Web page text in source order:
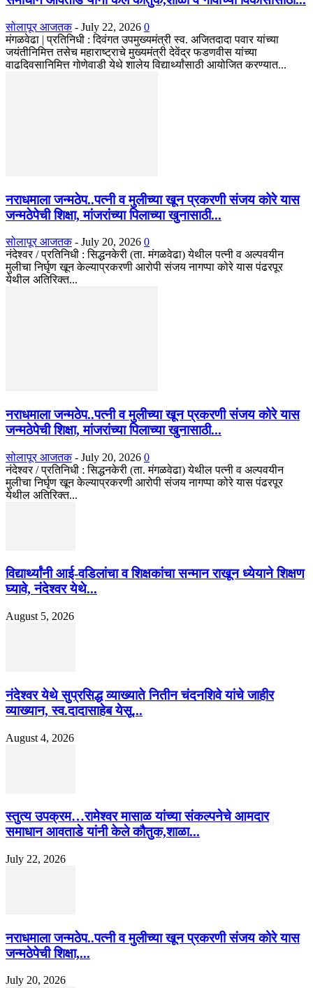
सोलापूर आजतक - July 22, 2026 0
मंगळवेढा | प्रतिनिधी : दिवंगत उपमुख्यमंत्री स्व. अजितदादा पवार यांच्या
जयंतीनिमित्त तसेच महाराष्ट्राचे मुख्यमंत्री देवेंद्र फडणवीस यांच्या
वाढदिवसानिमित्त गोणेवाडी येथे शालेय विद्यार्थ्यांसाठी आयोजित करण्यात...
नराधमाला जन्मठेप..पत्नी व मुलीच्या खून प्रकरणी संजय कोरे यास
जन्मठेपेची शिक्षा, मांजरांच्या पिलाच्या खुनासाठी...
सोलापूर आजतक - July 20, 2026 0
नंदेश्वर / प्रतिनिधी : सिद्धनकेरी (ता. मंगळवेढा) येथील पत्नी व अल्पवयीन
मुलीचा निर्घृण खून केल्याप्रकरणी आरोपी संजय नागप्पा कोरे यास पंढरपूर
येथील अतिरिक्त...
नराधमाला जन्मठेप..पत्नी व मुलीच्या खून प्रकरणी संजय कोरे यास
जन्मठेपेची शिक्षा, मांजरांच्या पिलाच्या खुनासाठी...
सोलापूर आजतक - July 20, 2026 0
नंदेश्वर / प्रतिनिधी : सिद्धनकेरी (ता. मंगळवेढा) येथील पत्नी व अल्पवयीन
मुलीचा निर्घृण खून केल्याप्रकरणी आरोपी संजय नागप्पा कोरे यास पंढरपूर
येथील अतिरिक्त...
विद्यार्थ्यांनी आई-वडिलांचा व शिक्षकांचा सन्मान राखून ध्येयाने शिक्षण
घ्यावे, नंदेश्वर येथे...
August 5, 2026
नंदेश्वर येथे सुप्रसिद्ध व्याख्याते नितीन चंदनशिवे यांचे जाहीर
व्याख्यान, स्व.दादासाहेब येसू...
August 4, 2026
स्तुत्य उपक्रम…रामेश्वर मासाळ यांच्या संकल्पनेचे आमदार
समाधान आवताडे यांनी केले कौतुक,शाळा...
July 22, 2026
नराधमाला जन्मठेप..पत्नी व मुलीच्या खून प्रकरणी संजय कोरे यास
जन्मठेपेची शिक्षा,...
July 20, 2026